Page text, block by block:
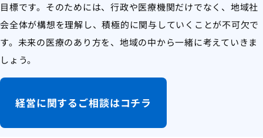
目標です。そのためには、行政や医療機関だけでなく、地域社
会全体が構想を理解し、積極的に関与していくことが不可欠で
す。未来の医療のあり方を、地域の中から一緒に考えていきま
しょう。
経営に関するご相談はコチラ